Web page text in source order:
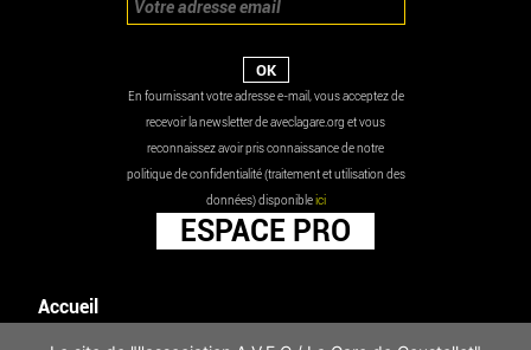
En fournissant votre adresse e-mail, vous acceptez de
recevoir la newsletter de aveclagare.org et vous
reconnaissez avoir pris connaissance de notre
politique de confidentialité (traitement et utilisation des
données) disponibleici
ESPACE PRO
Accueil